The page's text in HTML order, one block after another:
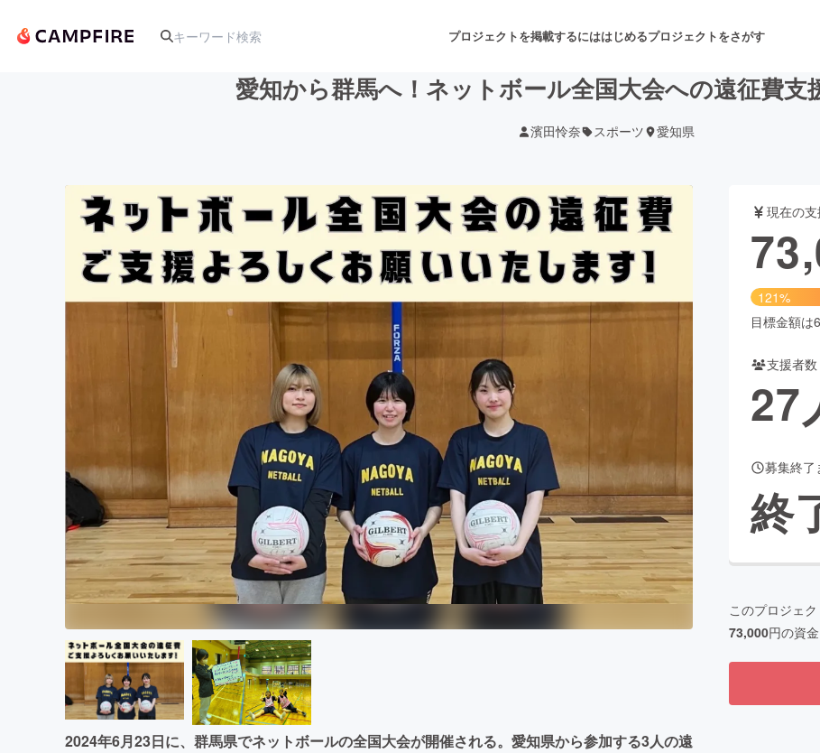
プロジェクトを掲載するにははじめるプロジェクトをさがす
アート・写真 音楽 舞台・パフォーマンス
テクノロジー・ガジェット ゲーム・サービス開発
映像・映画 書籍・雑誌出版
ビジネス・起業 チャレンジ ビューティー・ヘルスケア
まちづくり・地域活性化
CAMPFIRE for Social Good
CAMPFIRE Creation
CAMPFIREふるさと納税machi-ya コミュニティ
愛知から群馬へ！ネットボール全国大会への遠征費支
濱田怜奈 スポーツ 愛知県
2024年6月23日に、群馬県でネットボールの全国大会が開催される。愛知県から参加する3人の遠
現在の
121%
目標金額は
支援者数
27
募集終了
終
このプロジェク
73,000円の資